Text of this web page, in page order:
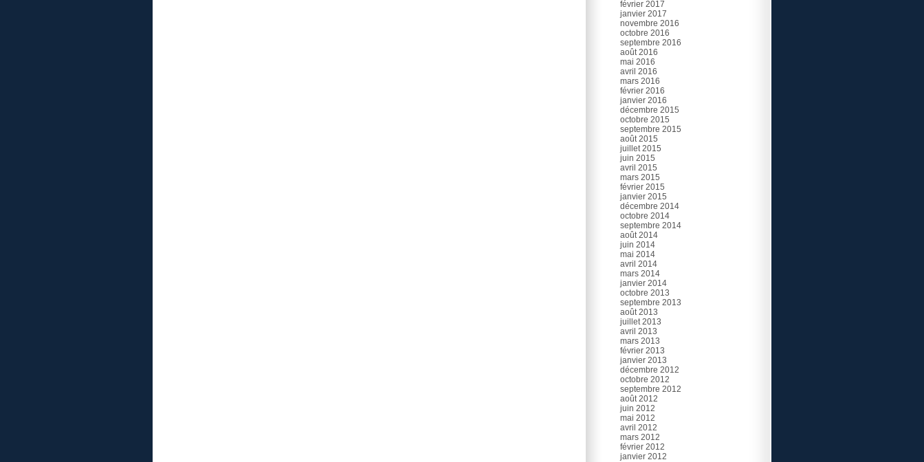
février 2017
janvier 2017
novembre 2016
octobre 2016
septembre 2016
août 2016
mai 2016
avril 2016
mars 2016
février 2016
janvier 2016
décembre 2015
octobre 2015
septembre 2015
août 2015
juillet 2015
juin 2015
avril 2015
mars 2015
février 2015
janvier 2015
décembre 2014
octobre 2014
septembre 2014
août 2014
juin 2014
mai 2014
avril 2014
mars 2014
janvier 2014
octobre 2013
septembre 2013
août 2013
juillet 2013
avril 2013
mars 2013
février 2013
janvier 2013
décembre 2012
octobre 2012
septembre 2012
août 2012
juin 2012
mai 2012
avril 2012
mars 2012
février 2012
janvier 2012